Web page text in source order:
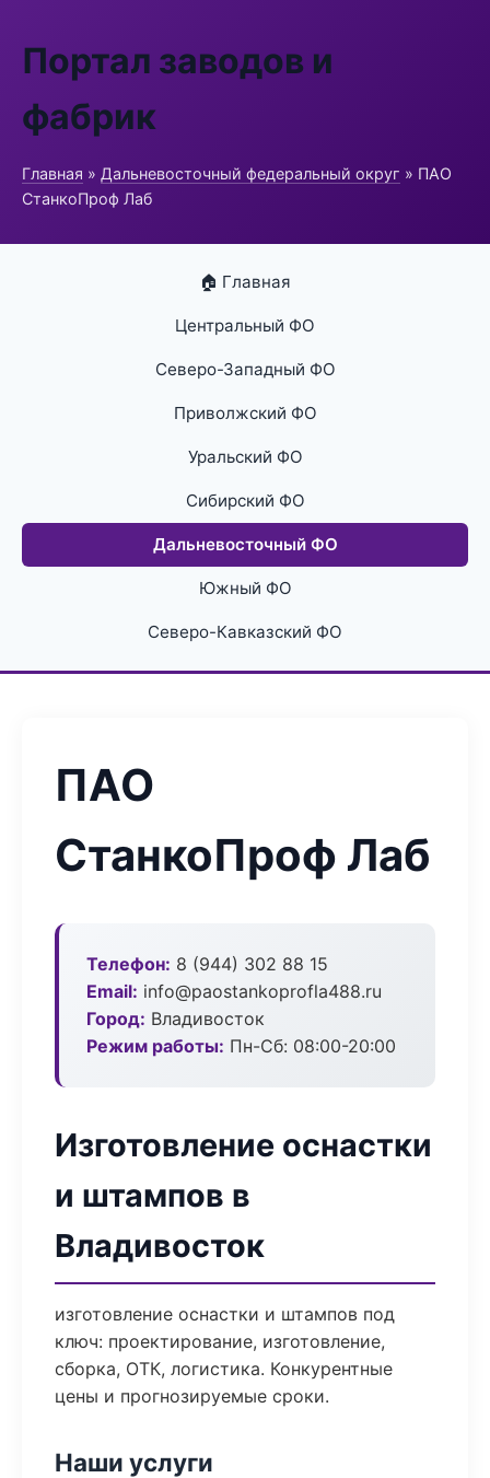
Портал заводов и
фабрик
Главная » Дальневосточный федеральный округ » ПАО
СтанкоПроф Лаб
🏠 Главная
Центральный ФО
Северо-Западный ФО
Приволжский ФО
Уральский ФО
Сибирский ФО
Дальневосточный ФО
Южный ФО
Северо-Кавказский ФО
ПАО
СтанкоПроф Лаб
Телефон: 8 (944) 302 88 15
Email: info@paostankoprofla488.ru
Город: Владивосток
Режим работы: Пн-Сб: 08:00-20:00
Изготовление оснастки
и штампов в
Владивосток
изготовление оснастки и штампов под
ключ: проектирование, изготовление,
сборка, ОТК, логистика. Конкурентные
цены и прогнозируемые сроки.
Наши услуги